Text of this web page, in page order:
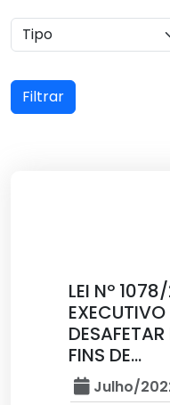
Filtrar
LEI Nº
FINS DE...
Julho/